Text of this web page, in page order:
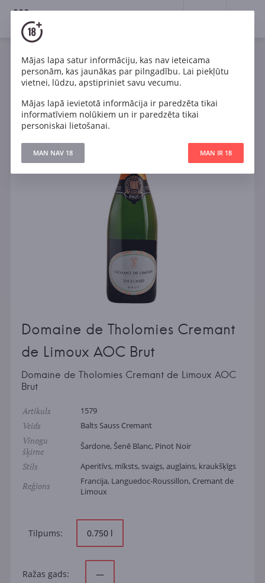
18+
Dzirkstošais Balts Sauss
Francija
Domaine de Tholomies Cremant de Limoux AOC Brut
Domaine de Tholomies Cremant
de Limoux AOC Brut
Domaine de Tholomies Cremant de Limoux AOC
Brut
Artikuls 1579
Veids Balts Sauss Cremant
Vīnogu
šķirne
Šardone, Šenē Blanc, Pinot Noir
Stils Aperitīvs, mīksts, svaigs, augļains, kraukšķīgs
Reģions
Francija, Languedoc-Roussillon, Cremant de
Limoux
Tilpums: 0.750 l
Ražas gads: —
Mājas lapa satur informāciju, kas nav ieteicama
personām, kas jaunākas par pilngadību. Lai piekļūtu
vietnei, lūdzu, apstipriniet savu vecumu.
Mājas lapā ievietotā informācija ir paredzēta tikai
informatīviem nolūkiem un ir paredzēta tikai
personiskai lietošanai.
MAN NAV 18 MAN IR 18